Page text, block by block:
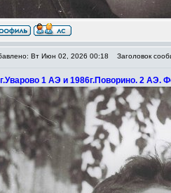
Вт Июн 02, 2026 00:18 Заголовок
1 АЭ и 1986г.Поворино. 2 АЭ.